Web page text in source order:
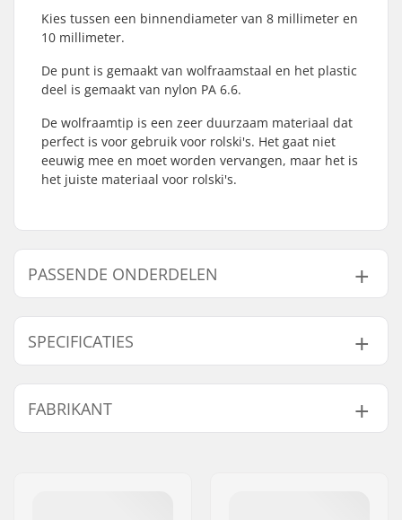
Kies tussen een binnendiameter van 8 millimeter en
10 millimeter.
De punt is gemaakt van wolfraamstaal en het plastic
deel is gemaakt van nylon PA 6.6.
De wolfraamtip is een zeer duurzaam materiaal dat
perfect is voor gebruik voor rolski's. Het gaat niet
eeuwig mee en moet worden vervangen, maar het is
het juiste materiaal voor rolski's.
PASSENDE ONDERDELEN
Vind producten die samen gaan met Longway
Rollerski Pole Tips:
SPECIFICATIES
Aantal per
verpakking:
2
FABRIKANT